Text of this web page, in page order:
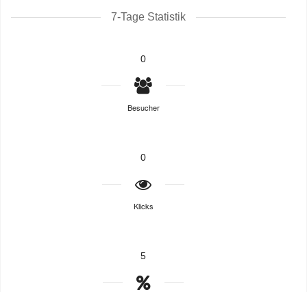
7-Tage Statistik
0
Besucher
0
Klicks
5